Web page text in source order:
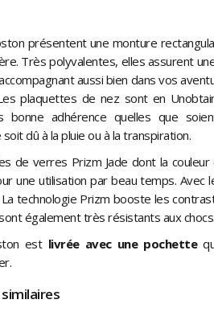
présentent une monture
Très polyvalentes, elles assurent
aussi bien dans vos
plaquettes de nez sont en
adhérence quelles que
dû à la pluie ou à la transpiration.
de verres Prizm Jade dont la
une utilisation par beau temps. Avec
technologie Prizm booste les
également très résistants aux chocs.
est livrée avec une pochette